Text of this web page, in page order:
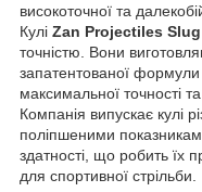
високоточної та
Кулі Zan Projectiles Slug
точністю. Вони
запатентованої
максимальної точності та
Компанія випускає кулі
поліпшеними
здатності, що робить їх
для спортивної стрільби.